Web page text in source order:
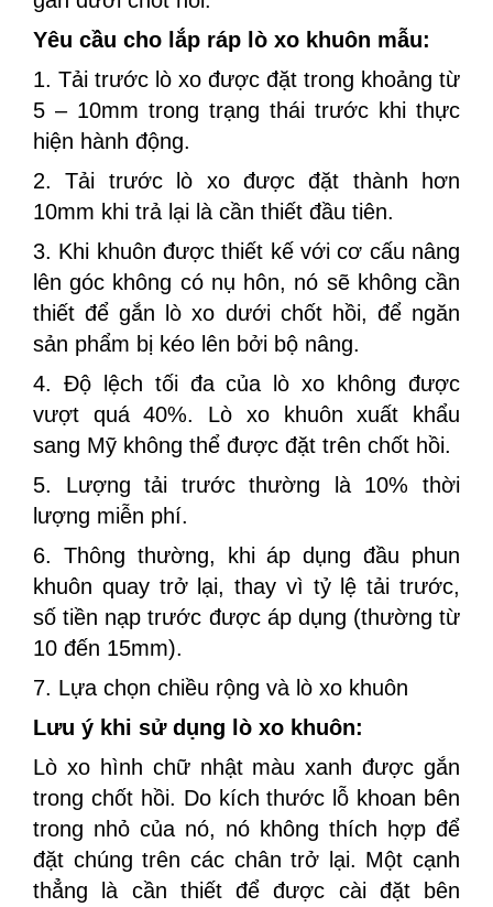
Yêu cầu cho lắp ráp lò xo khuôn mẫu:
1. Tải trước lò xo được đặt trong khoảng từ
5 – 10mm trong trạng thái trước khi thực
hiện hành động.
2. Tải trước lò xo được đặt thành hơn
10mm khi trả lại là cần thiết đầu tiên.
3. Khi khuôn được thiết kế với cơ cấu nâng
lên góc không có nụ hôn, nó sẽ không cần
thiết để gắn lò xo dưới chốt hồi, để ngăn
sản phẩm bị kéo lên bởi bộ nâng.
4. Độ lệch tối đa của lò xo không được
vượt quá 40%. Lò xo khuôn xuất khẩu
sang Mỹ không thể được đặt trên chốt hồi.
5. Lượng tải trước thường là 10% thời
lượng miễn phí.
6. Thông thường, khi áp dụng đầu phun
khuôn quay trở lại, thay vì tỷ lệ tải trước,
số tiền nạp trước được áp dụng (thường từ
10 đến 15mm).
7. Lựa chọn chiều rộng và lò xo khuôn
Lưu ý khi sử dụng lò xo khuôn:
Lò xo hình chữ nhật màu xanh được gắn
trong chốt hồi. Do kích thước lỗ khoan bên
trong nhỏ của nó, nó không thích hợp để
đặt chúng trên các chân trở lại. Một cạnh
thẳng là cần thiết để được cài đặt bên